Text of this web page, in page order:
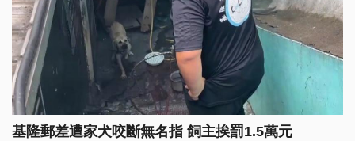
基隆郵差遭家犬咬斷無名指 飼主挨罰1.5萬元